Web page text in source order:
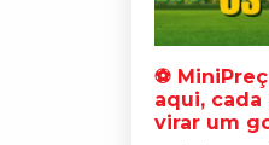
⚽
aqui,
virar um